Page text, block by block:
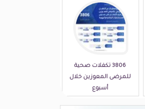
3806 تكفلات صحية
للمرضى المعوزين خلال
أسبوع